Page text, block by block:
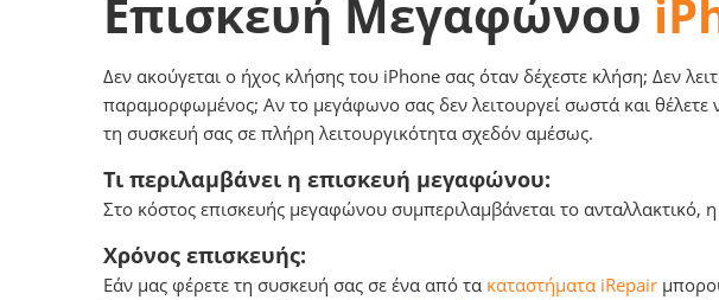
Επισκευή Μεγαφώνου
Δεν ακούγεται ο ήχος κλήσης του iPhone σας όταν δέχεστε κλήση; Δεν
παραμορφωμένος; Αν το μεγάφωνο σας δεν λειτουργεί σωστά και
τη συσκευή σας σε πλήρη λειτουργικότητα σχεδόν αμέσως.
Τι περιλαμβάνει η επισκευή μεγαφώνου:
Στο κόστος επισκευής μεγαφώνου συμπεριλαμβάνεται το ανταλλακτικό,
Χρόνος επισκευής:
Εάν μας φέρετε τη συσκευή σας σε ένα από τα καταστήματα iRepair